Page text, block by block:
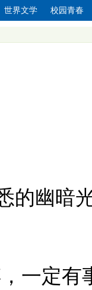
世界文学 校园青春
幽暗
一定有